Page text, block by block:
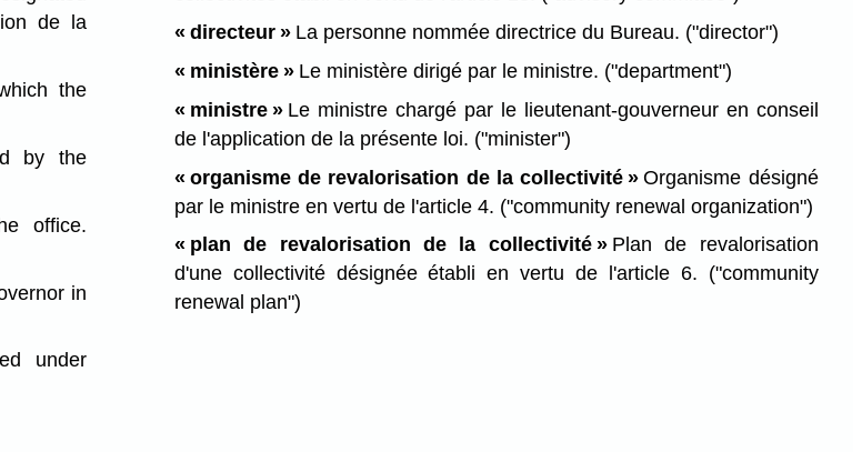
de la
the
by the
office.
in
under
« directeur »La personne nommée directrice du Bureau. ("director")
« ministère »Le ministère dirigé par le ministre. ("department")
« ministre »Le ministre chargé par le lieutenant-gouverneur en conseil
de l'application de la présente loi. ("minister")
« organisme de revalorisation de la collectivité » Organisme désigné
par le ministre en vertu de l'article 4. ("community renewal organization")
« plan de revalorisation de la collectivité »Plan de revalorisation
d'une collectivité désignée établi en vertu de l'article 6. ("community
renewal plan")